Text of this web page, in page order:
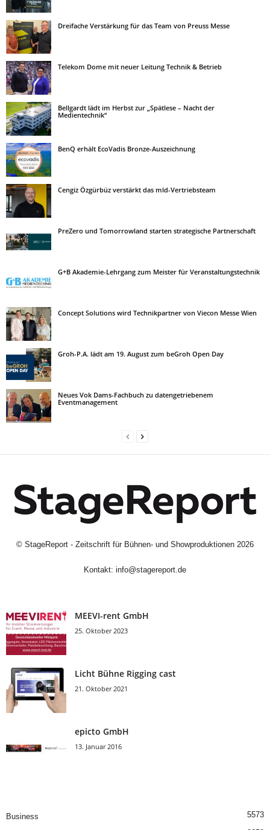
Dreifache Verstärkung für das Team von Preuss Messe
Telekom Dome mit neuer Leitung Technik & Betrieb
Bellgardt lädt im Herbst zur „Spätlese – Nacht der
Medientechnik“
BenQ erhält EcoVadis Bronze-Auszeichnung
Cengiz Özgürbüz verstärkt das mld-Vertriebsteam
PreZero und Tomorrowland starten strategische Partnerschaft
G+B Akademie-Lehrgang zum Meister für Veranstaltungstechnik
Concept Solutions wird Technikpartner von Viecon Messe Wien
Groh-P.A. lädt am 19. August zum beGroh Open Day
Neues Vok Dams-Fachbuch zu datengetriebenem
Eventmanagement
© StageReport - Zeitschrift für Bühnen- und Showproduktionen 2026
Kontakt: info@stagereport.de
MEEVI-rent GmbH
25. Oktober 2023
Licht Bühne Rigging cast
21. Oktober 2021
epicto GmbH
13. Januar 2016
Business
5573